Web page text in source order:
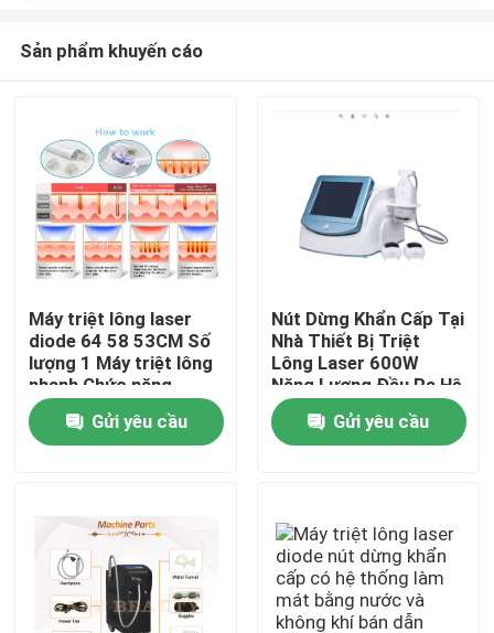
Nhà
Video
Sản phẩm khuyến cáo
Máy triệt lông laser
diode 64 58 53CM Số
lượng 1 Máy triệt lông
nhanh Chức năng
chuyên nghiệp cho
Phòng khám và Spa
Gửi yêu cầu
Nút Dừng Khẩn Cấp Tại
Nhà Thiết Bị Triệt
Lông Laser 600W
Năng Lượng Đầu Ra Hệ
Thống Giảm Lông Vĩnh
Viễn Hiệu Quả cho
Salon và Spa
Gửi yêu cầu